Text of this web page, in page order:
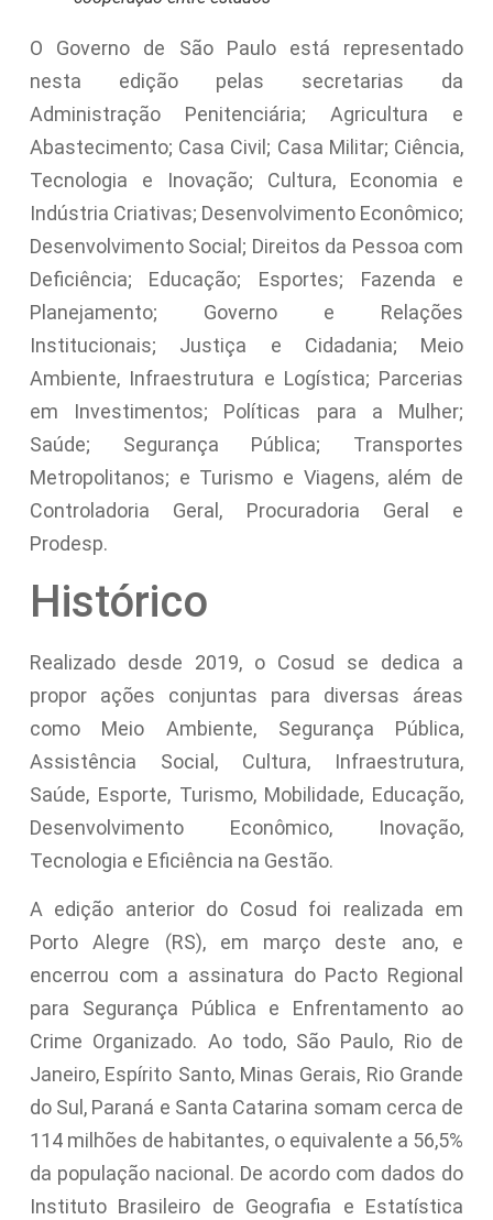
O Governo de São Paulo está representado
nesta edição pelas secretarias da
Administração Penitenciária; Agricultura e
Abastecimento; Casa Civil; Casa Militar; Ciência,
Tecnologia e Inovação; Cultura, Economia e
Indústria Criativas; Desenvolvimento Econômico;
Desenvolvimento Social; Direitos da Pessoa com
Deficiência; Educação; Esportes; Fazenda e
Planejamento; Governo e Relações
Institucionais; Justiça e Cidadania; Meio
Ambiente, Infraestrutura e Logística; Parcerias
em Investimentos; Políticas para a Mulher;
Saúde; Segurança Pública; Transportes
Metropolitanos; e Turismo e Viagens, além de
Controladoria Geral, Procuradoria Geral e
Prodesp.
Histórico
Realizado desde 2019, o Cosud se dedica a
propor ações conjuntas para diversas áreas
como Meio Ambiente, Segurança Pública,
Assistência Social, Cultura, Infraestrutura,
Saúde, Esporte, Turismo, Mobilidade, Educação,
Desenvolvimento Econômico, Inovação,
Tecnologia e Eficiência na Gestão.
A edição anterior do Cosud foi realizada em
Porto Alegre (RS), em março deste ano, e
encerrou com a assinatura do Pacto Regional
para Segurança Pública e Enfrentamento ao
Crime Organizado. Ao todo, São Paulo, Rio de
Janeiro, Espírito Santo, Minas Gerais, Rio Grande
do Sul, Paraná e Santa Catarina somam cerca de
114 milhões de habitantes, o equivalente a 56,5%
da população nacional. De acordo com dados do
Instituto Brasileiro de Geografia e Estatística